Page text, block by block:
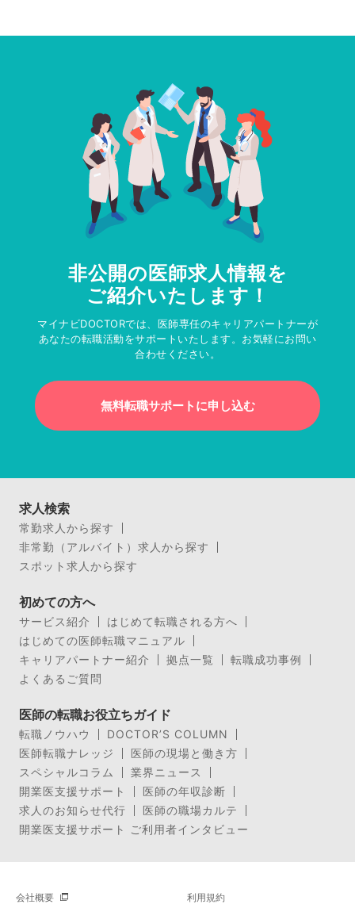
非公開の医師求人情報を
ご紹介いたします！
マイナビDOCTORでは、医師専任のキャリアパートナーが
あなたの転職活動をサポートいたします。お気軽にお問い
合わせください。
無料転職サポートに申し込む
求人検索
常勤求人から探す
非常勤（アルバイト）求人から探す
スポット求人から探す
初めての方へ
サービス紹介
はじめて転職される方へ
はじめての医師転職マニュアル
キャリアパートナー紹介
拠点一覧
転職成功事例
よくあるご質問
医師の転職お役立ちガイド
転職ノウハウ
DOCTOR’S COLUMN
医師転職ナレッジ
医師の現場と働き方
スペシャルコラム
業界ニュース
開業医支援サポート
医師の年収診断
求人のお知らせ代行
医師の職場カルテ
開業医支援サポート ご利用者インタビュー
会社概要 利用規約